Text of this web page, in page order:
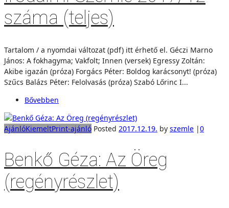
száma (teljes)
Tartalom / a nyomdai változat (pdf) itt érhető el. Géczi Marno
János: A fokhagyma; Vakfolt; Innen (versek) Egressy Zoltán:
Akibe igazán (próza) Forgács Péter: Boldog karácsonyt! (próza)
Szűcs Balázs Péter: Felolvasás (próza) Szabó Lőrinc I...
Bővebben
AjánlóKiemeltPrint-ajánló Posted 2017.12.19. by szemle |0
Benkő Géza: Az Öreg
(regényrészlet)